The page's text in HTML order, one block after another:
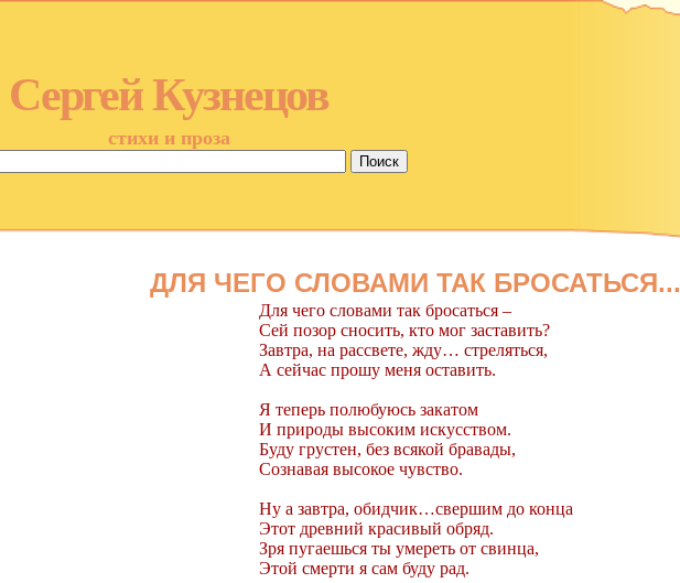
Сергей Кузнецов
стихи и проза
ДЛЯ ЧЕГО СЛОВАМИ ТАК БРОСАТЬСЯ...
Для чего словами так бросаться –
Сей позор сносить, кто мог заставить?
Завтра, на рассвете, жду… стреляться,
А сейчас прошу меня оставить.
Я теперь полюбуюсь закатом
И природы высоким искусством.
Буду грустен, без всякой бравады,
Сознавая высокое чувство.
Ну а завтра, обидчик…свершим до конца
Этот древний красивый обряд.
Зря пугаешься ты умереть от свинца,
Этой смерти я сам буду рад.